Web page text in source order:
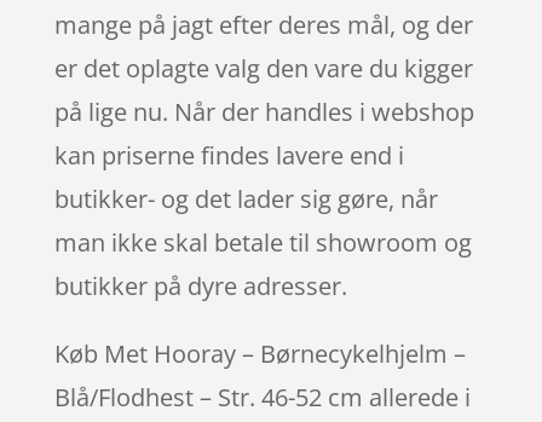
mange på jagt efter deres mål, og der
er det oplagte valg den vare du kigger
på lige nu. Når der handles i webshop
kan priserne findes lavere end i
butikker- og det lader sig gøre, når
man ikke skal betale til showroom og
butikker på dyre adresser.
Køb Met Hooray – Børnecykelhjelm –
Blå/Flodhest – Str. 46-52 cm allerede i